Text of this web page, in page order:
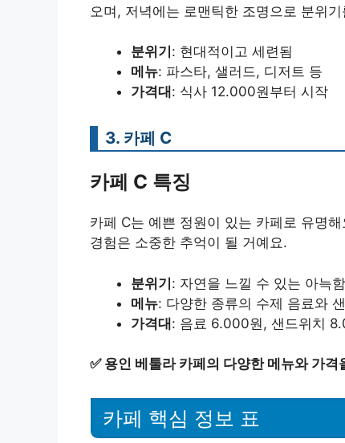
오며, 저녁에는 로맨틱한 조명으로 분위
분위기 : 현대적이고 세련됨
메뉴: 파스타, 샐러드, 디저트 등
가격대 : 식사 12.000원부터 시작
3. 카페 C
카페 C 특징
카페 C는 예쁜 정원이 있는 카페로 유명
경험은 소중한 추억이 될 거예요.
분위기: 자연을 느낄 수 있는 아늑함
메뉴: 다양한 종류의 수제 음료와
가격대: 음료 6.000원, 샌드위치
✅ 용인 베툴라 카페의 다양한 메뉴와 가격
카페 핵심 정보 표